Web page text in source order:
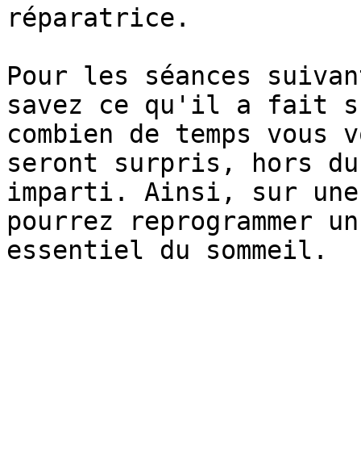
réparatrice.
Pour les séances
savez ce qu'il a fait
combien de temps
seront surpris, hors
imparti. Ainsi, sur
pourrez reprogrammer